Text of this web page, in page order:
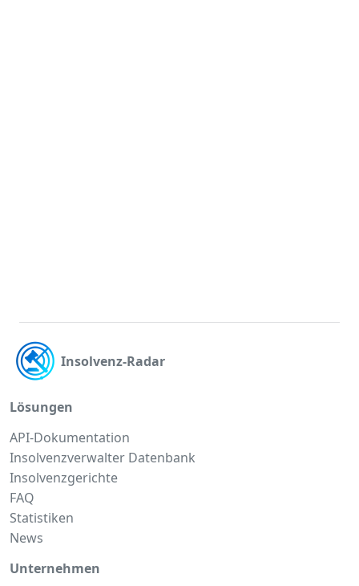
Insolvenz-Radar
Lösungen
API-Dokumentation
Insolvenzverwalter Datenbank
Insolvenzgerichte
FAQ
Statistiken
News
Unternehmen